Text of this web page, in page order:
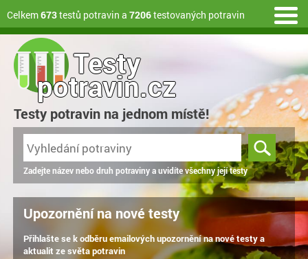
Celkem673testů potravin a 7206testovaných potravin
Testy
potravin.cz
Testy potravin na jednom místě!
Zadejte název nebo druh potraviny a uvidíte všechny její testy
Upozornění na nové testy
Přihlašte se k odběru emailových upozornění na nové testy a
aktualit ze světa potravin